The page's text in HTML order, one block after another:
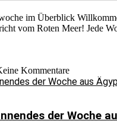
im Überblick
vom Roten Meer! Jede
Kommentare
der Woche